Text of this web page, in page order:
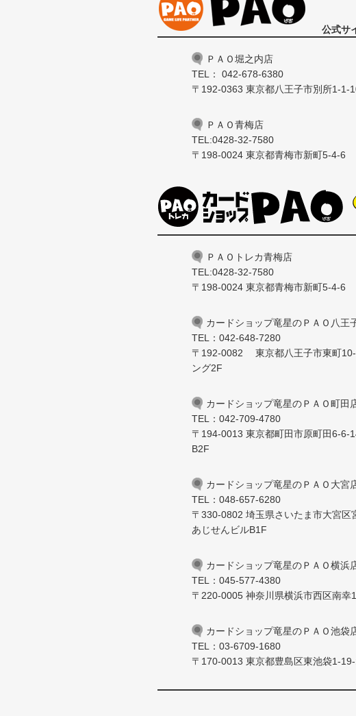
公式サ
ＰＡＯ堀之内店
TEL： 042-678-6380
〒192-0363 東京都八王子市別所1-1-
ＰＡＯ青梅店
TEL:0428-32-7580
〒198-0024 東京都青梅市新町5-4-6
ＰＡＯトレカ青梅店
TEL:0428-32-7580
〒198-0024 東京都青梅市新町5-4-6
カードショップ竜星のＰＡＯ八王
TEL：042-648-7280
〒192-0082 東京都八王子市東町10-
ング2F
カードショップ竜星のＰＡＯ町田
TEL：042-709-4780
〒194-0013 東京都町田市原町田6-6-
B2F
カードショップ竜星のＰＡＯ大宮
TEL：048-657-6280
〒330-0802 埼玉県さいたま市大宮区
あじせんビルB1F
カードショップ竜星のＰＡＯ横浜
TEL：045-577-4380
〒220-0005 神奈川県横浜市西区南幸
カードショップ竜星のＰＡＯ池袋
TEL：03-6709-1680
〒170-0013 東京都豊島区東池袋1-